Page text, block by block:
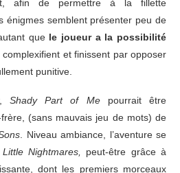
afin de permettre à la fillette
énigmes semblent présenter peu de
que le joueur a la possibilité
et finissent par opposer
punitive.
Shady Part of Mepourrait être
(sans mauvais jeu de mots) de
. Niveau ambiance, l’aventure se
Nightmares, peut-être grâce à
dont les premiers morceaux